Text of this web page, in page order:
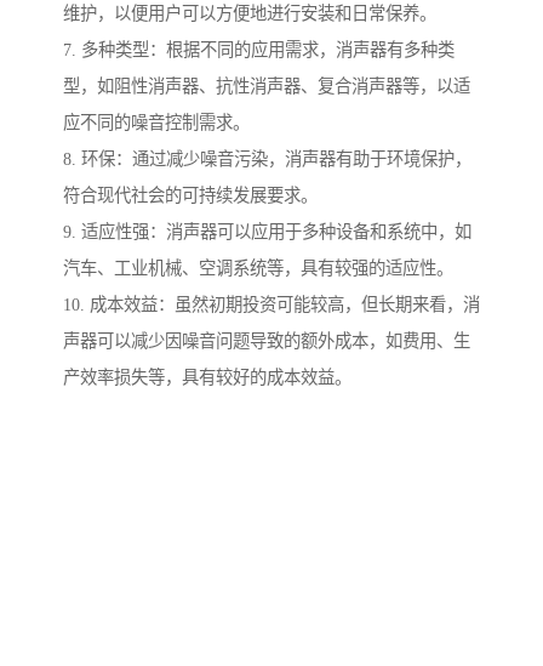
维护，以便用户可以方便地进行安装和日常保养。
7. 多种类型：根据不同的应用需求，消声器有多种类
型，如阻性消声器、抗性消声器、复合消声器等，以适
应不同的噪音控制需求。
8. 环保：通过减少噪音污染，消声器有助于环境保护，
符合现代社会的可持续发展要求。
9. 适应性强：消声器可以应用于多种设备和系统中，如
汽车、工业机械、空调系统等，具有较强的适应性。
10. 成本效益：虽然初期投资可能较高，但长期来看，消
声器可以减少因噪音问题导致的额外成本，如费用、生
产效率损失等，具有较好的成本效益。